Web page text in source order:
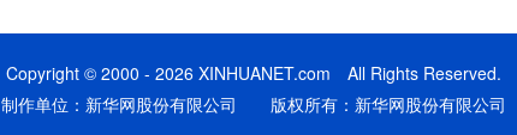
Copyright © 2000 - 2026 XINHUANET.com All Rights Reserved.
制作单位：新华网股份有限公司 版权所有：新华网股份有限公司